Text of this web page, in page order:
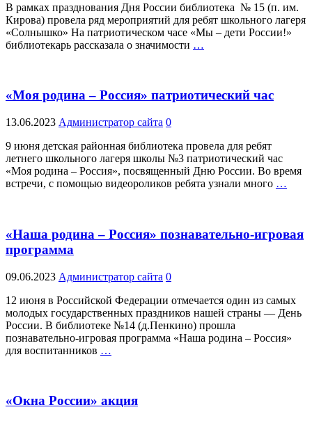
В рамках празднования Дня России библиотека № 15 (п. им.
Кирова) провела ряд мероприятий для ребят школьного лагеря
«Солнышко» На патриотическом часе «Мы – дети России!»
библиотекарь рассказала о значимости …
«Моя родина – Россия» патриотический час
13.06.2023 Администратор сайта 0
9 июня детская районная библиотека провела для ребят
летнего школьного лагеря школы №3 патриотический час
«Моя родина – Россия», посвященный Дню России. Во время
встречи, с помощью видеороликов ребята узнали много …
«Наша родина – Россия» познавательно-игровая
программа
09.06.2023 Администратор сайта 0
12 июня в Российской Федерации отмечается один из самых
молодых государственных праздников нашей страны — День
России. В библиотеке №14 (д.Пенкино) прошла
познавательно-игровая программа «Наша родина – Россия»
для воспитанников …
«Окна России» акция